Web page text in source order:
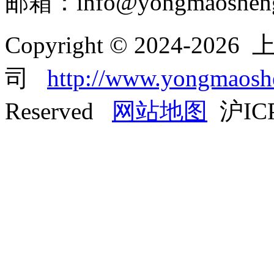
Copyright © 2024-2026
司 http://
Reserved
网站地图 沪